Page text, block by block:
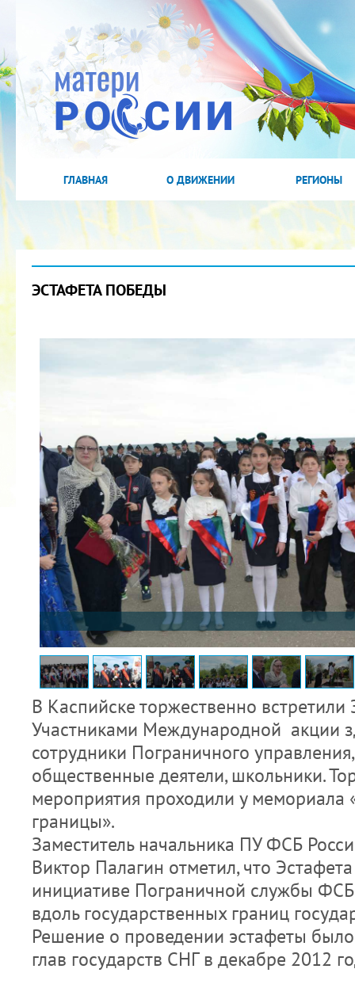
ГЛАВНАЯ О ДВИЖЕНИИ РЕГИОНЫ
ЭСТАФЕТА ПОБЕДЫ
В Каспийске торжественно
Участниками Международной акции
сотрудники Пограничного
общественные деятели, школьники.
мероприятия проходили у мемориала
границы».
Заместитель начальника ПУ ФСБ
Виктор Палагин отметил, что
инициативе Пограничной службы
вдоль государственных границ
Решение о проведении эстафеты
глав государств СНГ в декабре 2012
2022 ГОД ПРОВОЗГЛАШЕН ГОДОМ
МАТЕРИ В ЯКУТИИ
19.12.2021